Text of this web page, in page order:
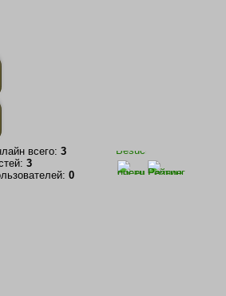
всего: 3
3
0